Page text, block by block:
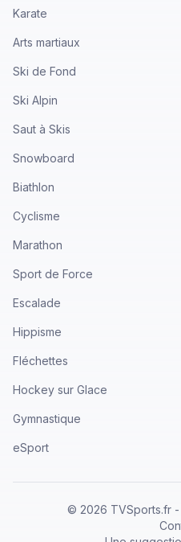
Karate
Arts martiaux
Ski de Fond
Ski Alpin
Saut à Skis
Snowboard
Biathlon
Cyclisme
Marathon
Sport de Force
Escalade
Hippisme
Fléchettes
Hockey sur Glace
Gymnastique
eSport
© 2026 TVSports.fr